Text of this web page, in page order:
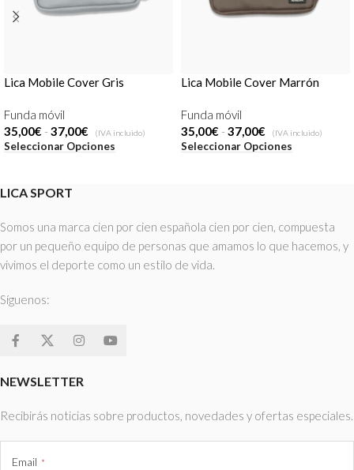
Lica Mobile Cover Gris
Funda móvil
35,00€ - 37,00€ (IVA incluido)
Seleccionar Opciones
Lica Mobile Cover Marrón
Funda móvil
35,00€ - 37,00€ (IVA incluido)
Seleccionar Opciones
LICA SPORT
Somos una marca cien por cien española cien por cien, compuesta
por un pequeño equipo de personas que amamos lo que hacemos, y
vivimos el deporte como un estilo de vida.
Síguenos:
NEWSLETTER
Recibirás noticias sobre productos, novedades y ofertas especiales.
Email *